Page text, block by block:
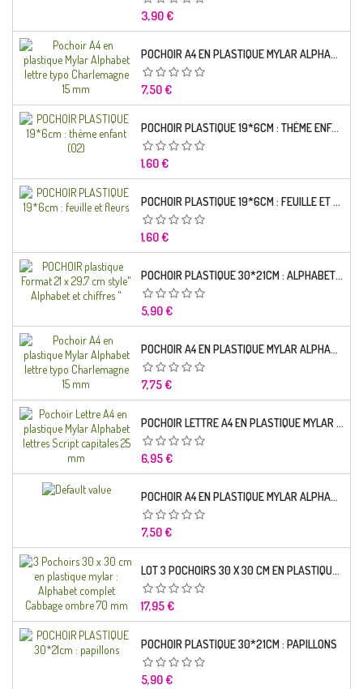
Prix
3,90 €
POCHOIR A4 EN PLASTIQUE MYLAR ALPHABET LETTRE TYPO CHARLEMAGNE
Prix
7,50 €
POCHOIR PLASTIQUE 19*6CM : THÈME ENFANT (02)
Prix
1,60 €
POCHOIR PLASTIQUE 19*6CM : FEUILLE ET FLEURS
Prix
1,60 €
POCHOIR PLASTIQUE 30*21CM : ALPHABET (02)
Prix
5,90 €
POCHOIR A4 EN PLASTIQUE MYLAR ALPHABET LETTRE TYPO RAVIE 30 MM
Prix
7,75 €
POCHOIR LETTRE A4 EN PLASTIQUE MYLAR ALPHABET LETTRES SCRIPT CAPITALES 25 MM
Prix
6,95 €
POCHOIR A4 EN PLASTIQUE MYLAR ALPHABET LETTRE TYPO SCIENCE 35 MM
Prix
7,50 €
LOT 3 POCHOIRS 30 X 30 CM EN PLASTIQUE MYLAR : ALPHABET COMPLET CABBAGE OMBRE 70 MM
Prix
17,95 €
POCHOIR PLASTIQUE 30*21CM : PAPILLONS
Prix
5,90 €